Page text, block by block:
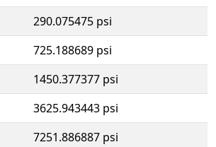
290.075475 psi
725.188689 psi
1450.377377 psi
3625.943443 psi
7251.886887 psi